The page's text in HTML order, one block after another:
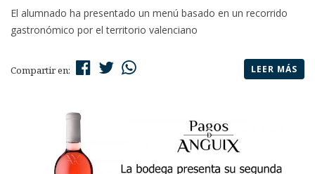
El alumnado ha presentado un menú basado en un recorrido
gastronómico por el territorio valenciano
Compartir en: LEER MÁS